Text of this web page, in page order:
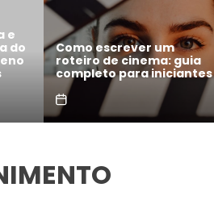
bilhão e
de
Festival de Cinema
Gramado anuncia
concorrentes e
homenagens a Maria
Fernanda Cândido e
Selton Mello